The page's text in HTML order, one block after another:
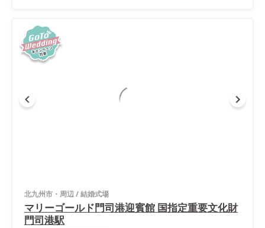
北九州市・周辺/結婚式場
マリーゴールド門司港迎賓館 国指定重要文化財
門司港駅